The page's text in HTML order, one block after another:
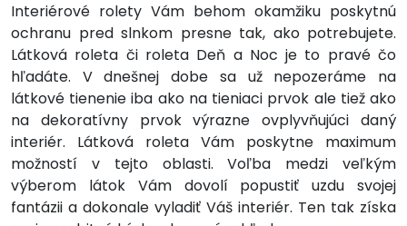
Interiérové rolety Vám behom okamžiku poskytnú
ochranu pred slnkom presne tak, ako potrebujete.
Látková roleta či roleta Deň a Noc je to pravé čo
hľadáte. V dnešnej dobe sa už nepozeráme na
látkové tienenie iba ako na tieniaci prvok ale tiež ako
na dekoratívny prvok výrazne ovplyvňujúci daný
interiér. Látková roleta Vám poskytne maximum
možností v tejto oblasti. Voľba medzi veľkým
výberom látok Vám dovolí popustiť uzdu svojej
fantázii a dokonale vyladiť Váš interiér. Ten tak získa